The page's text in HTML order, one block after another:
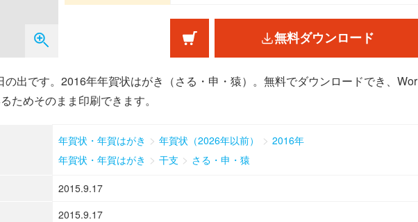
無料ダウンロード
の出です。2016年年賀状はがき（さる・申・猿）。無料でダウンロードでき、Wor
ためそのまま印刷できます。
年賀状・年賀はがき > 年賀状（2026年以前） > 2016年
年賀状・年賀はがき > 干支 > さる・申・猿
2015.9.17
2015.9.17